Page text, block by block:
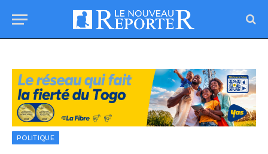
POLITIQUE